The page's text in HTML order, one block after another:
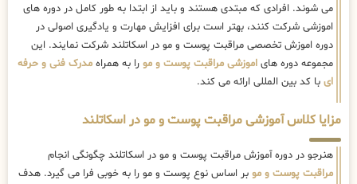
می شوند. افرادی که مبتدی هستند و باید از ابتدا به طور کامل در دوره های
اموزشی شرکت کنند، بهتر است برای افزایش مهارت و یادگیری اصولی در
دوره اموزش تخصصی مراقبت پوست و مو در اسکاتلند شرکت نمایند. این
مجموعه دوره های اموزشی مراقبت پوست و مو را به همراه مدرک فنی و حرفه
ای با کد بین المللی ارائه می کند.
مزایا کلاس آموزشی مراقبت پوست و مو در اسکاتلند
هنرجو در دوره آموزش مراقبت پوست و مو در اسکاتلند چگونگی انجام
مراقبت پوست و مو بر اساس نوع پوست و مو را به خوبی فرا می گیرد. هدف